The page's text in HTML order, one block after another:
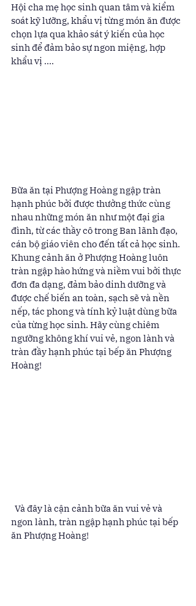
Hội cha mẹ học sinh quan tâm và kiểm
soát kỹ lưỡng, khẩu vị từng món ăn được
chọn lựa qua khảo sát ý kiến của học
sinh để đảm bảo sự ngon miệng, hợp
khẩu vị ….
Bữa ăn tại Phượng Hoàng ngập tràn
hạnh phúc bởi được thưởng thức cùng
nhau những món ăn như một đại gia
đình, từ các thầy cô trong Ban lãnh đạo,
cán bộ giáo viên cho đến tất cả học sinh.
Khung cảnh ăn ở Phượng Hoàng luôn
tràn ngập hào hứng và niềm vui bởi thực
đơn đa dạng, đảm bảo dinh dưỡng và
được chế biến an toàn, sạch sẽ và nền
nếp, tác phong và tính kỷ luật dùng bữa
của từng học sinh. Hãy cùng chiêm
ngưỡng không khí vui vẻ, ngon lành và
tràn đầy hạnh phúc tại bếp ăn Phượng
Hoàng!
ngon lành, tràn ngập hạnh phúc tại bếp
ăn Phượng Hoàng!